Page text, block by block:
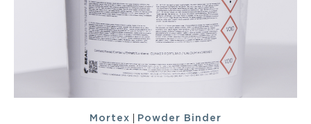
Mortex | Powder Binder